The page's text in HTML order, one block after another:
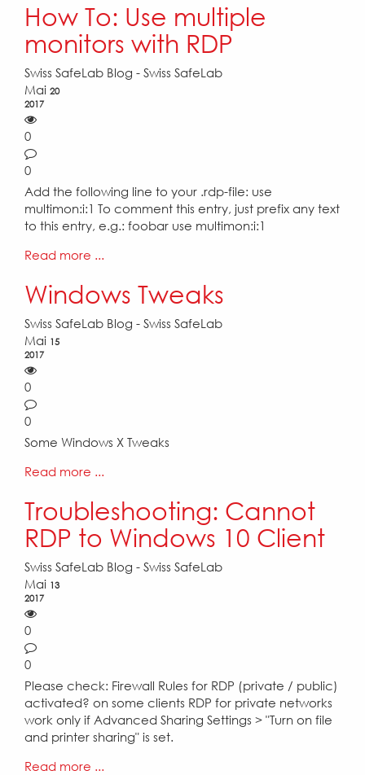
How To: Use multiple
monitors with RDP
Swiss SafeLab Blog - Swiss SafeLab
Mai 20
2017
0
0
Add the following line to your .rdp-file: use
multimon:i:1 To comment this entry, just prefix any text
to this entry, e.g.: foobar use multimon:i:1
Read more ...
Windows Tweaks
Swiss SafeLab Blog - Swiss SafeLab
Mai 15
2017
0
0
Some Windows X Tweaks
Read more ...
Troubleshooting: Cannot
RDP to Windows 10 Client
Swiss SafeLab Blog - Swiss SafeLab
Mai 13
2017
0
0
Please check: Firewall Rules for RDP (private / public)
activated? on some clients RDP for private networks
work only if Advanced Sharing Settings > "Turn on file
and printer sharing" is set.
Read more ...